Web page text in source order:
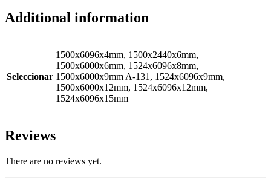
Additional information
Seleccionar
1500x6096x4mm, 1500x2440x6mm,
1500x6000x6mm, 1524x6096x8mm,
1500x6000x9mm A-131, 1524x6096x9mm,
1500x6000x12mm, 1524x6096x12mm,
1524x6096x15mm
Reviews
There are no reviews yet.